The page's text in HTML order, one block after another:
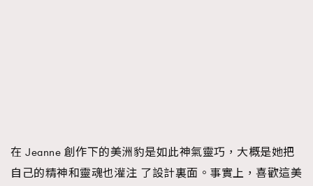
TRENDING
在 Jeanne 創作下的美洲豹是如此神氣靈巧，大概是她把
自己的精神和靈魂也灌注 了設計裏面。事實上，喜歡這美